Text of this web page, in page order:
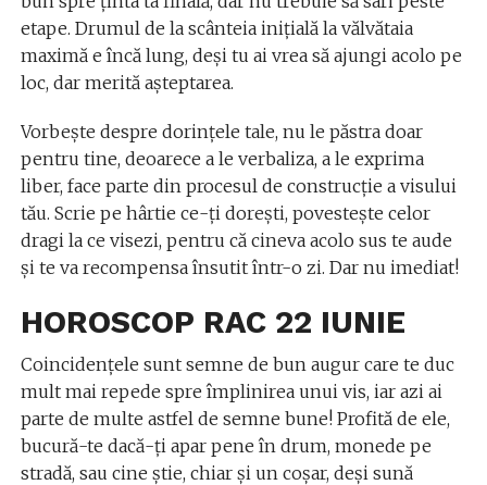
etape. Drumul de la scânteia iniţială la vălvătaia
maximă e încă lung, deşi tu ai vrea să ajungi acolo pe
loc, dar merită aşteptarea.
Vorbeşte despre dorinţele tale, nu le păstra doar
pentru tine, deoarece a le verbaliza, a le exprima
liber, face parte din procesul de construcţie a visului
tău. Scrie pe hârtie ce-ţi doreşti, povesteşte celor
dragi la ce visezi, pentru că cineva acolo sus te aude
şi te va recompensa însutit într-o zi. Dar nu imediat!
HOROSCOP RAC 22 IUNIE
Coincidenţele sunt semne de bun augur care te duc
mult mai repede spre împlinirea unui vis, iar azi ai
parte de multe astfel de semne bune! Profită de ele,
bucură-te dacă-ţi apar pene în drum, monede pe
stradă, sau cine ştie, chiar şi un coşar, deşi sună